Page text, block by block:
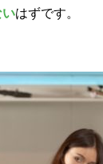
はずです。